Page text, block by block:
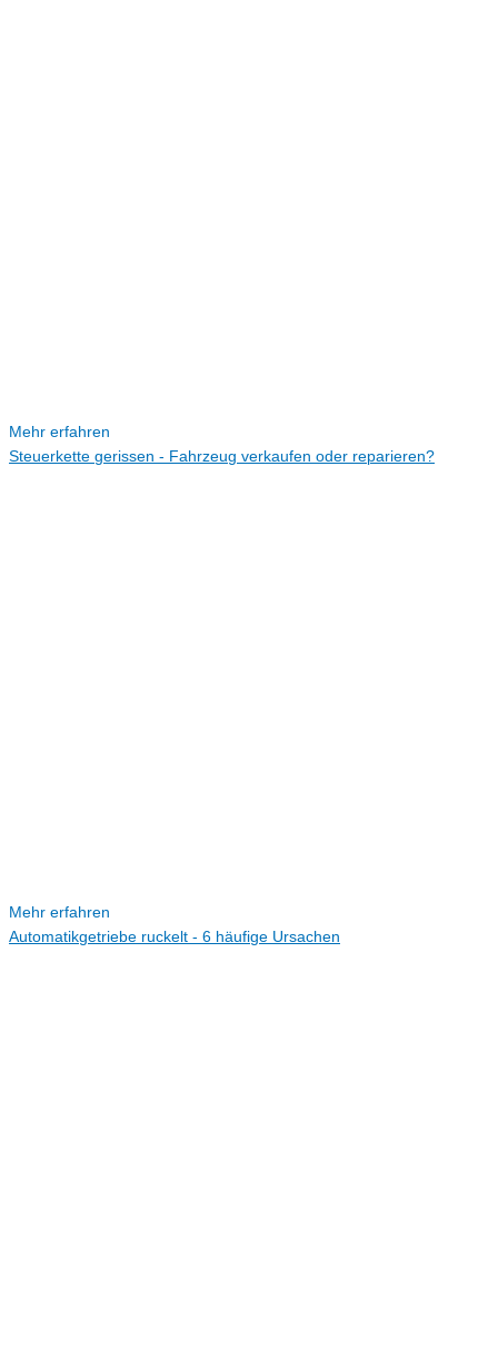
Mehr erfahren
Steuerkette gerissen - Fahrzeug verkaufen oder reparieren?
Mehr erfahren
Automatikgetriebe ruckelt - 6 häufige Ursachen